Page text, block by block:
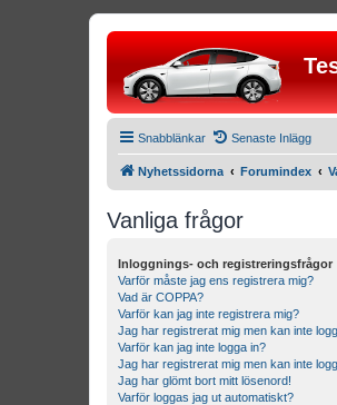
Snabblänkar Senaste Inlägg
Nyhetssidorna Forumindex
Vanliga frågor
Inloggnings- och registreringsfrågor
Varför måste jag ens registrera mig?
Vad är COPPA?
Varför kan jag inte registrera mig?
Jag har registrerat mig men kan inte
Varför kan jag inte logga in?
Jag har registrerat mig men kan inte
Jag har glömt bort mitt lösenord!
Varför loggas jag ut automatiskt?